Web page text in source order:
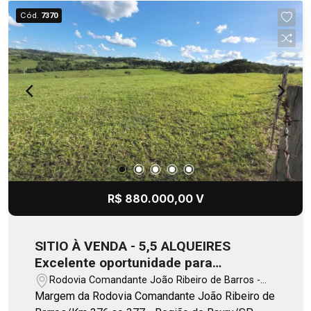
Cód. 7370
R$ 880.000,00 V
SITIO À VENDA - 5,5 ALQUEIRES
Excelente oportunidade para
investimento, pecuária ou lazer!
Rodovia Comandante João Ribeiro de Barros -
Duartina/SP
Margem da Rodovia Comandante João Ribeiro de